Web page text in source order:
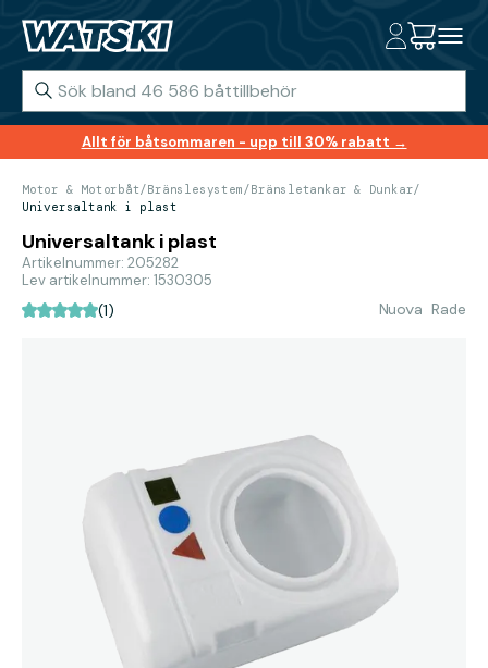
Allt för båtsommaren - upp till 30% rabatt →
Motor & Motorbåt/Bränslesystem/Bränsletankar & Dunkar/
Universaltank i plast
Universaltank i plast
Artikelnummer: 205282
Lev artikelnummer: 1530305
(1) Nuova Rade